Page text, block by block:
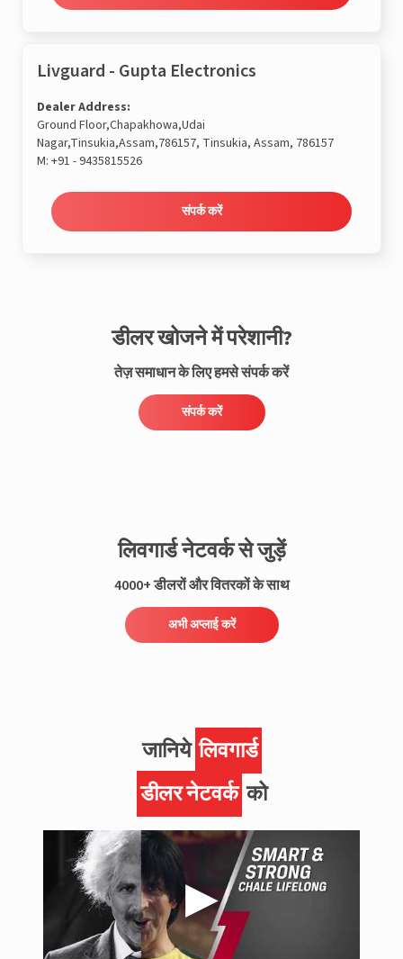
Livguard - Gupta Electronics
Dealer Address:
Ground Floor,Chapakhowa,Udai
Nagar,Tinsukia,Assam,786157, Tinsukia, Assam, 786157
M: +91 - 9435815526
संपर्क करें
डीलर खोजने में परेशानी?
तेज़ समाधान के लिए हमसे संपर्क करें
संपर्क करें
लिवगार्ड नेटवर्क से जुड़ें
4000+ डीलरों और वितरकों के साथ
अभी अप्लाई करें
जानियेलिवगार्ड
डीलर नेटवर्क को